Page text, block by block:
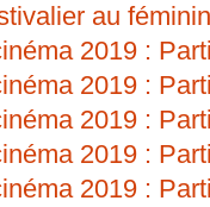
au féminin
2019 :
2019 :
2019 :
2019 :
2019 :